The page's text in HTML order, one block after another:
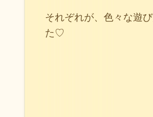
それぞれが、色々な遊
た♡